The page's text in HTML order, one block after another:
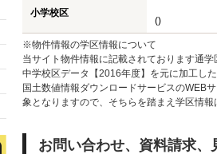
小学校区
()
※物件情報の学区情報について
当サイト物件情報に記載されております通
中学校区データ【2016年度】を元に加工し
国土数値情報ダウンロードサービスのWEB
象となりますので、そちらを踏まえ学区情報
お問い合わせ、資料請求、